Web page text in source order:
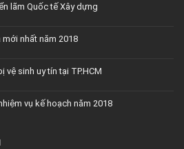
lãm Quốc tế Xây dựng
nhất năm 2018
vệ sinh uy tín tại TP.HCM
vụ kế hoạch năm 2018